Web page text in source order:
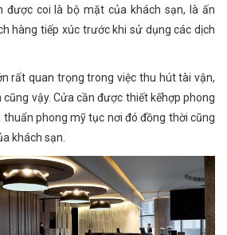
được coi là bộ mặt của khách sạn, là ấn
hàng tiếp xúc trước khi sử dụng các dịch
rất quan trọng trong việc thu hút tài vận,
vậy. Cửa cần được thiết kếhợp phong
thuẩn phong mỹ tục nơi đó đồng thời cũng
khách sạn.